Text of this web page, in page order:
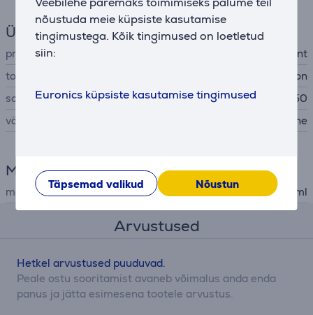
nõustuda meie küpsiste kasutamise
tingimustega. Kõik tingimused on loetletud
siin:
Euronics küpsiste kasutamise tingimused
Täpsemad valikud Nõustun
Üldine parameeter
printeritarviku tüüp
tint
tootja
Epson
sobib seadmetele
L805, L850
värv
kollane
Mõõtmed
maht 70 ml
Arvustused
Hetkel arvustused puuduvad.
Peale ostu sooritamist avaneb võimalus anda enda
panus ja jätta esimesena tootele arvustus.